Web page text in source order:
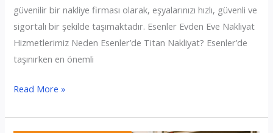
güvenilir bir nakliye firması olarak, eşyalarınızı hızlı, güvenli ve
sigortalı bir şekilde taşımaktadır. Esenler Evden Eve Nakliyat
Hizmetlerimiz Neden Esenler’de Titan Nakliyat? Esenler’de
taşınırken en önemli
Esenler
Eve
Read More »